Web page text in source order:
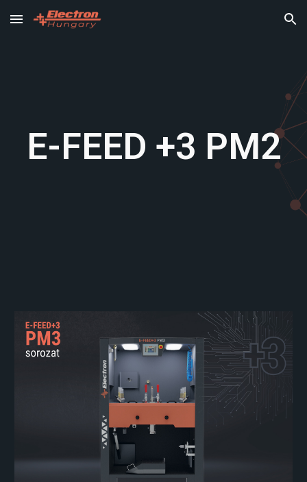
Skip to main content Skip to navigation
E-FEED +3 PM2